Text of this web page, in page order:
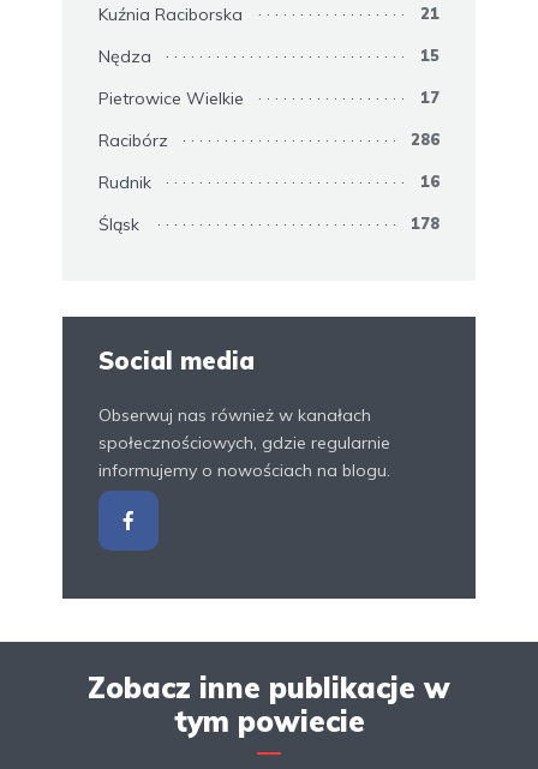
Kuźnia Raciborska 21
Nędza 15
Pietrowice Wielkie 17
Racibórz 286
Rudnik 16
Śląsk 178
Social media
Obserwuj nas również w kanałach
społecznościowych, gdzie regularnie
informujemy o nowościach na blogu.
Zobacz inne publikacje w
tym powiecie